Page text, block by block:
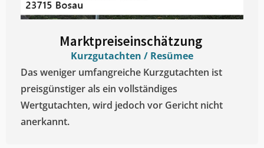
Marktpreiseinschätzung ​
Kurzgutachten / Resümee
Das weniger umfangreiche Kurzgutachten ist
preisgünstiger als ein vollständiges
Wertgutachten, wird jedoch vor Gericht nicht
anerkannt.